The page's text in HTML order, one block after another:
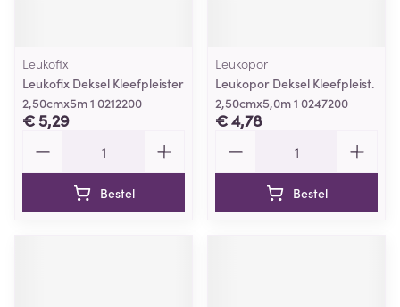
Leukofix
Leukofix Deksel Kleefpleister
2,50cmx5m 1 0212200
€ 5,29
Bestel
Leukopor
Leukopor Deksel Kleefpleist.
2,50cmx5,0m 1 0247200
€ 4,78
Bestel